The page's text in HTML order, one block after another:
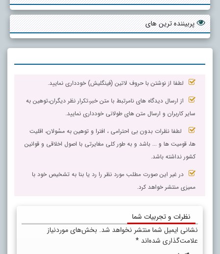
پربیننده ترین های
لطفا از نوشتن با حروف لاتین (فینگلیش) خودداری نمایید.
از ارسال دیدگاه های نامرتبط با متن خبر،تکرار نظر دیگران،توهین به
سایر کاربران و ارسال متن های طولانی خودداری نمایید.
لطفا نظرات بدون بی احترامی ، افترا و توهین به مسٔولان، اقلیت
ها، قومیت ها و ... باشد و به طور کلی مغایرتی با اصول اخلاقی و قوانین
کشور نداشته باشد.
در غیر این صورت مطلب مورد نظر را رد یا بنا به تشخیص خود با
ممیزی منتشر خواهد کرد.
نظرات و تجربیات شما
نشانی ایمیل شما منتشر نخواهد شد. بخش‌های موردنیاز
علامت‌گذاری شده‌اند *